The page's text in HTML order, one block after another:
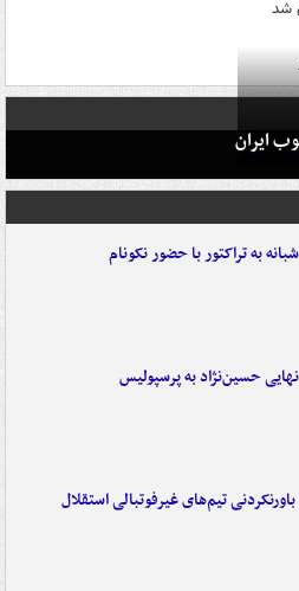
ایران
به تراکتور با حضور نکونام
حسین‌نژاد به پرسپولیس
تیم‌های غیرفوتبالی استقلال